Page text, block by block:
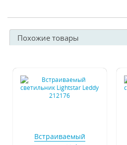
Похожие товары
Встраиваемый